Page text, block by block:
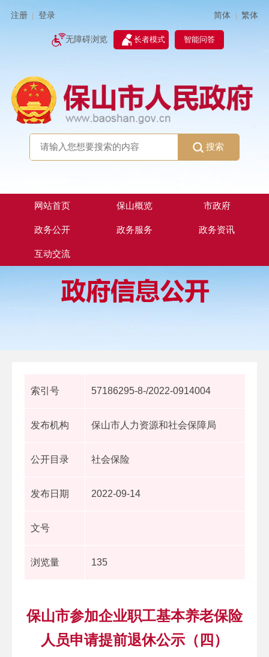
注册 登录 简体 | 繁体
无障碍浏览 长者模式 智能问答
搜索
网站首页 保山概览 市政府
政务公开 政务服务 政务资讯
互动交流
索引号 57186295-8-/2022-0914004
发布机构 保山市人力资源和社会保障局
公开目录 社会保险
发布日期 2022-09-14
文号
浏览量 135
保山市参加企业职工基本养老保险
人员申请提前退休公示（四）